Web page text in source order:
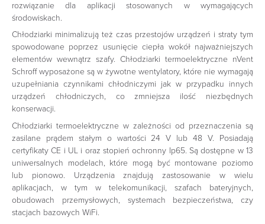
rozwiązanie dla aplikacji stosowanych w wymagających
środowiskach.
Chłodziarki minimalizują też czas przestojów urządzeń i straty tym
spowodowane poprzez usunięcie ciepła wokół najważniejszych
elementów wewnątrz szafy. Chłodziarki termoelektryczne nVent
Schroff wyposażone są w żywotne wentylatory, które nie wymagają
uzupełniania czynnikami chłodniczymi jak w przypadku innych
urządzeń chłodniczych, co zmniejsza ilość niezbędnych
konserwacji.
Chłodziarki termoelektryczne w zależności od przeznaczenia są
zasilane prądem stałym o wartości 24 V lub 48 V. Posiadają
certyfikaty CE i UL i oraz stopień ochronny Ip65. Są dostępne w 13
uniwersalnych modelach, które mogą być montowane poziomo
lub pionowo. Urządzenia znajdują zastosowanie w wielu
aplikacjach, w tym w telekomunikacji, szafach bateryjnych,
obudowach przemysłowych, systemach bezpieczeństwa, czy
stacjach bazowych WiFi.